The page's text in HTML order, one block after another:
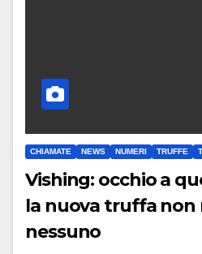
CHIAMATE NEWS NUMERI TRUFFE
Vishing: occhio a
la nuova truffa non
nessuno